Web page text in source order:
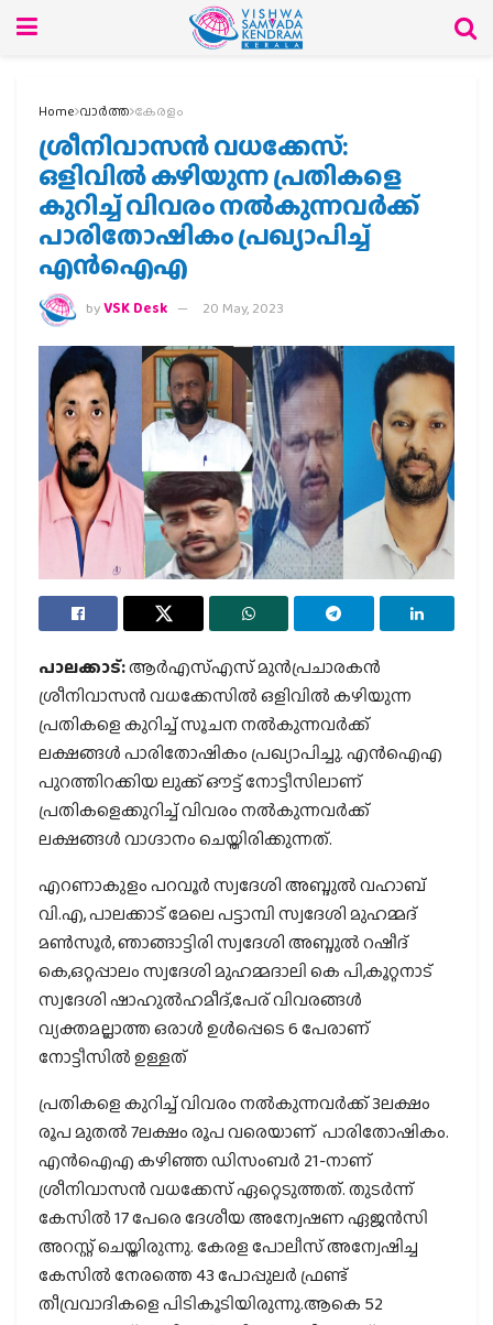
Home വാര്‍ത്ത കേരളം
ശ്രീനിവാസൻ വധക്കേസ്:
ഒളിവിൽ കഴിയുന്ന പ്രതികളെ
കുറിച്ച് വിവരം നൽകുന്നവർക്ക്
പാരിതോഷികം പ്രഖ്യാപിച്ച്
എൻഐഎ
byVSK Desk 20 May, 2023
പാലക്കാട്:ആർഎസ്എസ് മുൻപ്രചാരകൻ
ശ്രീനിവാസൻ വധക്കേസിൽ ഒളിവിൽ കഴിയുന്ന
പ്രതികളെ കുറിച്ച് സൂചന നൽകുന്നവർക്ക്
ലക്ഷങ്ങൾ പാരിതോഷികം പ്രഖ്യാപിച്ചു. എൻഐഎ
പുറത്തിറക്കിയ ലുക്ക് ഔട്ട് നോട്ടീസിലാണ്
പ്രതികളെക്കുറിച്ച് വിവരം നൽകുന്നവർക്ക്
ലക്ഷങ്ങൾ വാഗ്ദാനം ചെയ്തിരിക്കുന്നത്.
എറണാകുളം പറവൂർ സ്വദേശി അബ്ദുൽ വഹാബ്
വി.എ, പാലക്കാട് മേലെ പട്ടാമ്പി സ്വദേശി മുഹമ്മദ്
മൺസൂർ, ഞാങ്ങാട്ടിരി സ്വദേശി അബ്ദുൽ റഷീദ്
കെ,ഒറ്റപ്പാലം സ്വദേശി മുഹമ്മദാലി കെ പി,കൂറ്റനാട്
സ്വദേശി ഷാഹുൽഹമീദ്,പേര് വിവരങ്ങൾ
വ്യക്തമല്ലാത്ത ഒരാൾ ഉൾപ്പെടെ 6 പേരാണ്
നോട്ടീസിൽ ഉള്ളത്
പ്രതികളെ കുറിച്ച് വിവരം നൽകുന്നവർക്ക് 3ലക്ഷം
രൂപ മുതൽ 7ലക്ഷം രൂപ വരെയാണ് പാരിതോഷികം.
എൻഐഎ കഴിഞ്ഞ ഡിസംബർ 21-നാണ്
ശ്രീനിവാസൻ വധക്കേസ് ഏറ്റെടുത്തത്. തുടർന്ന്
കേസിൽ 17 പേരെ ദേശീയ അന്വേഷണ ഏജൻസി
അറസ്റ്റ് ചെയ്തിരുന്നു. കേരള പോലീസ് അന്വേഷിച്ച
കേസിൽ നേരത്തെ 43 പോപ്പുലർ ഫ്രണ്ട്
തീവ്രവാദികളെ പിടികൂടിയിരുന്നു.ആകെ 52